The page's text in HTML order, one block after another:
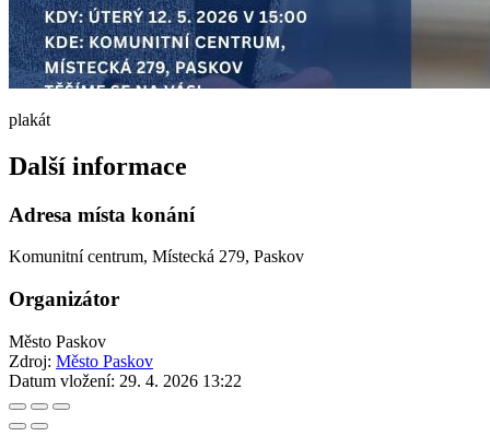
plakát
Další informace
Adresa místa konání
Komunitní centrum, Místecká 279, Paskov
Organizátor
Město Paskov
Zdroj: Město Paskov
Datum vložení: 29. 4. 2026 13:22